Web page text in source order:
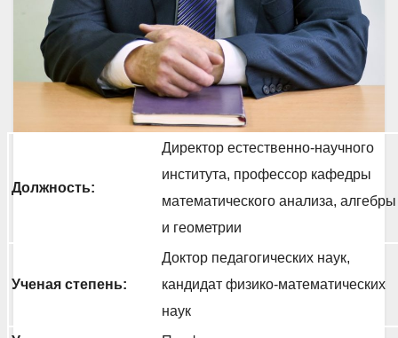
Должность:
Директор естественно-научного
института, профессор кафедры
математического анализа, алгебры
и геометрии
Ученая степень:
Доктор педагогических наук,
кандидат физико-математических
наук